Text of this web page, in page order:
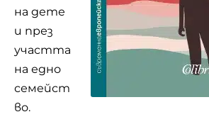
на дете
и през
участта
на едно
семейст
во.